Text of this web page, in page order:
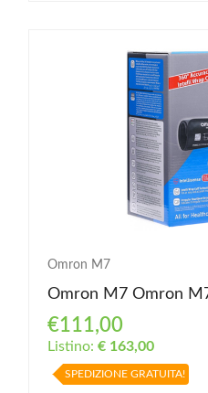
Omron M7
Omron M7 Omron
€111,00
Listino: € 163,00
SPEDIZIONE GRATUITA!